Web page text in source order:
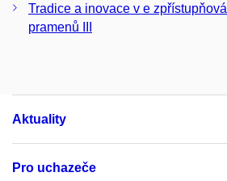
Tradice a inovace v e
pramenů III
Aktuality
Pro uchazeče